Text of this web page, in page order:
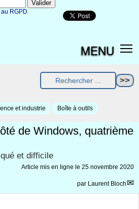
RGPD
MENU
et industrie Boîte à outils
de Windows, quatrième
et difficile
Article mis en ligne le 25 novembre 2020
par Laurent Bloch